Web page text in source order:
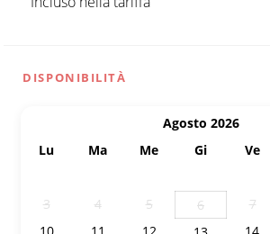
DISPONIBILITÀ
Agosto 2026
Lu
Ma Me Gi Ve
3
4 5 6 7